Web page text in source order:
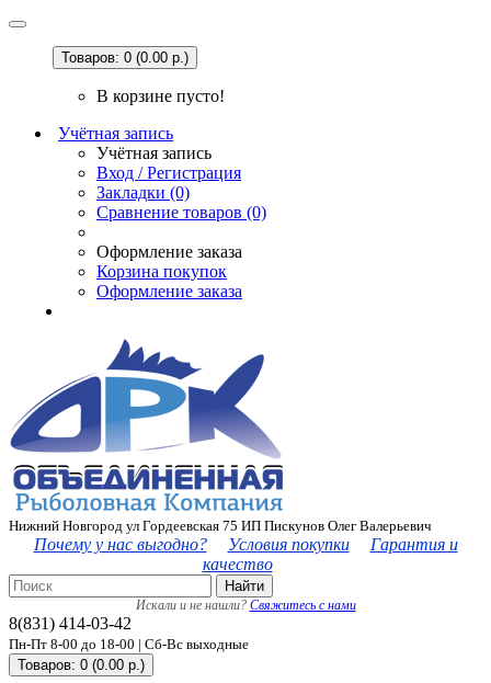
Товаров: 0 (0.00 р.)
В корзине пусто!
Учётная запись
Учётная запись
Вход / Регистрация
Закладки (0)
Сравнение товаров (0)
Оформление заказа
Корзина покупок
Оформление заказа
Нижний Новгород ул Гордеевская 75 ИП Пискунов Олег Валерьевич
Почему у нас выгодно? Условия покупки
Гарантия и
качество
Найти
Искали и не нашли? Свяжитесь с нами
8(831) 414-03-42
Пн-Пт 8-00 до 18-00 | Сб-Вс выходные
Товаров: 0 (0.00 р.)